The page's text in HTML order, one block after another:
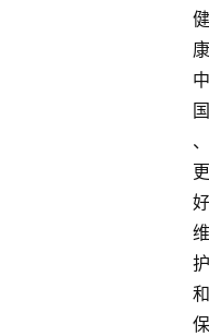
健
康
中
国
、
更
好
维
护
和
保